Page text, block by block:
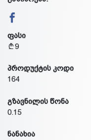
ფასი
9
პროდუქტის კოდი
164
გზავნილის წონა
0.15
ნანახია